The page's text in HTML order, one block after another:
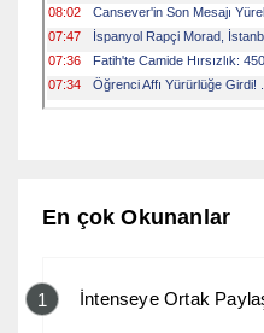
En çok Okunanlar
1 İntenseye Ortak